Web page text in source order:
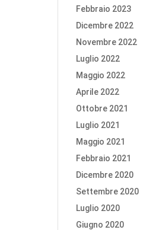
Febbraio 2023
Dicembre 2022
Novembre 2022
Luglio 2022
Maggio 2022
Aprile 2022
Ottobre 2021
Luglio 2021
Maggio 2021
Febbraio 2021
Dicembre 2020
Settembre 2020
Luglio 2020
Giugno 2020